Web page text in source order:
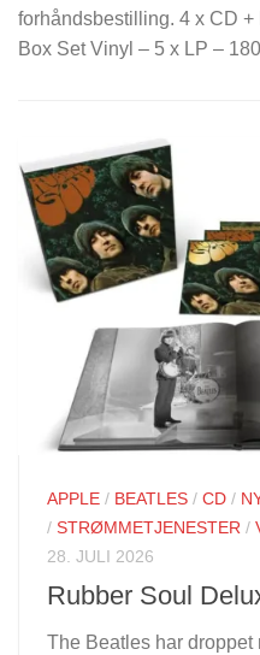
forhåndsbestilling. 4 x CD
Box Set Vinyl – 5 x LP –
APPLE / BEATLES / CD /
/ STRØMMETJENESTER /
28. JULI 2026
Rubber Soul
The Beatles har droppet